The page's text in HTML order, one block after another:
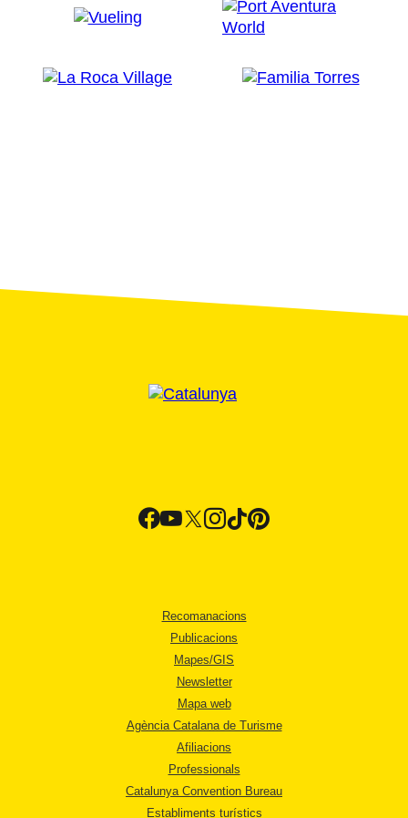
Recomanacions
Publicacions
Mapes/GIS
Newsletter
Mapa web
Agència Catalana de Turisme
Afiliacions
Professionals
Catalunya Convention Bureau
Establiments turístics